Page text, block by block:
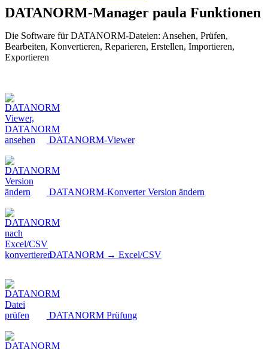
DATANORM-Manager paula Funktionen
Die Software für DATANORM-Dateien: Ansehen, Prüfen,
Bearbeiten, Konvertieren, Reparieren, Erstellen, Importieren,
Exportieren
DATANORM-Viewer
DATANORM-Konverter Version ändern
DATANORM → Excel/CSV
DATANORM Prüfung